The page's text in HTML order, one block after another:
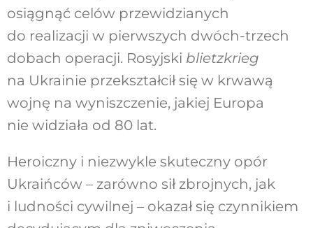
osiągnąć celów przewidzianych
do realizacji w pierwszych dwóch-trzech
dobach operacji. Rosyjski blietzkrieg
na Ukrainie przekształcił się w krwawą
wojnę na wyniszczenie, jakiej Europa
nie widziała od 80 lat.
Heroiczny i niezwykle skuteczny opór
Ukraińców – zarówno sił zbrojnych, jak
i ludności cywilnej – okazał się czynnikiem